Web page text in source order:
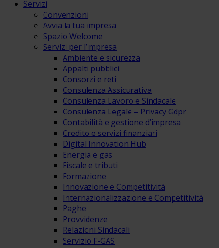
Servizi
Convenzioni
Avvia la tua impresa
Spazio Welcome
Servizi per l’impresa
Ambiente e sicurezza
Appalti pubblici
Consorzi e reti
Consulenza Assicurativa
Consulenza Lavoro e Sindacale
Consulenza Legale – Privacy Gdpr
Contabilità e gestione d’impresa
Credito e servizi finanziari
Digital Innovation Hub
Energia e gas
Fiscale e tributi
Formazione
Innovazione e Competitività
Internazionalizzazione e Competitività
Paghe
Provvidenze
Relazioni Sindacali
Servizio F-GAS